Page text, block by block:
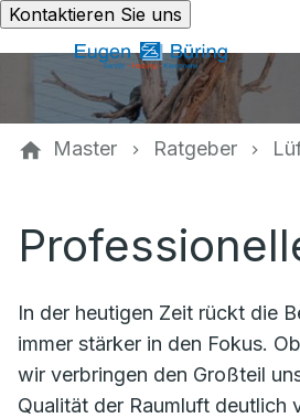
Kontaktieren Sie uns
Master Ratgeber
In der heutigen Zeit rückt die
immer stärker in den Fokus.
wir verbringen den Großteil
Qualität der Raumluft deutlich